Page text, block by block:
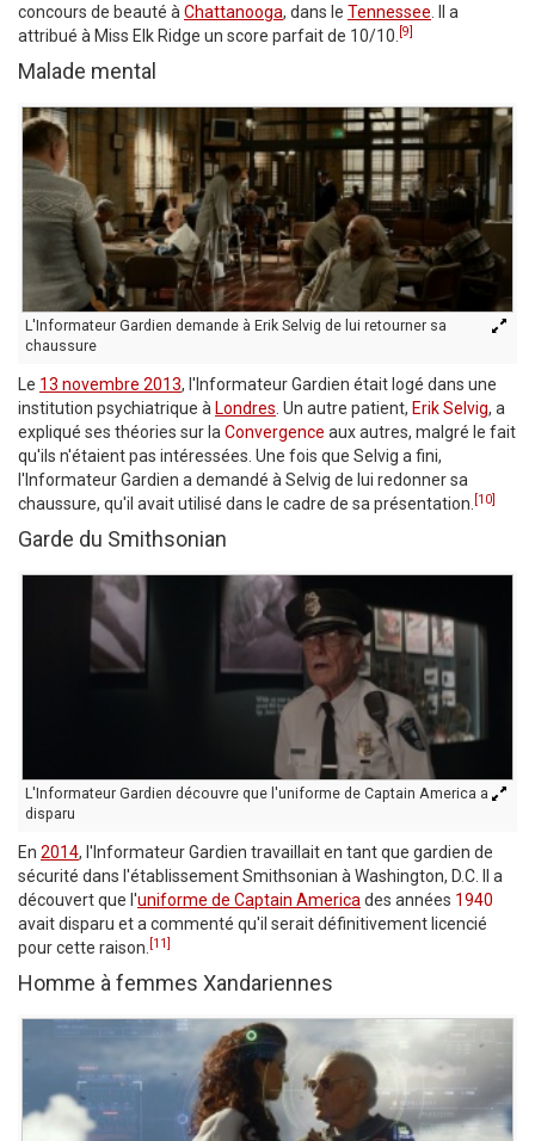
concours de beauté à Chattanooga, dans le Tennessee . Il a
attribué à Miss Elk Ridge un score parfait de 10/10. [9]
Malade mental
L'Informateur Gardien demande à Erik Selvig de lui retourner sa
chaussure
Le 13 novembre 2013, l'Informateur Gardien était logé dans une
institution psychiatrique à Londres . Un autre patient, Erik Selvig, a
expliqué ses théories sur la Convergence aux autres, malgré le fait
qu'ils n'étaient pas intéressées. Une fois que Selvig a fini,
l'Informateur Gardien a demandé à Selvig de lui redonner sa
chaussure, qu'il avait utilisé dans le cadre de sa présentation. [10]
Garde du Smithsonian
L'Informateur Gardien découvre que l'uniforme de Captain America a
disparu
En 2014, l'Informateur Gardien travaillait en tant que gardien de
sécurité dans l'établissement Smithsonian à Washington, D.C. Il a
découvert que l'uniforme de Captain America des années 1940
avait disparu et a commenté qu'il serait définitivement licencié
pour cette raison. [11]
Homme à femmes Xandariennes